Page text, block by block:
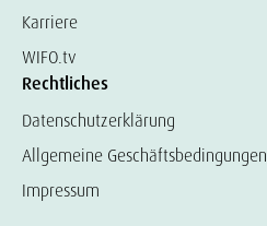
Karriere
WIFO.tv
Rechtliches
Datenschutzerklärung
Allgemeine Geschäftsbedingungen
Impressum